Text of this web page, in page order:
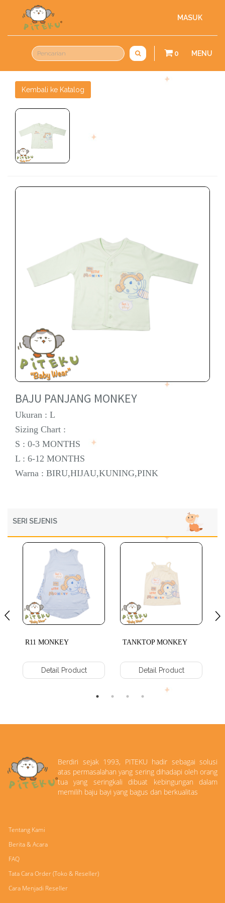
MASUK
MENU
0
Kembali ke Katalog
BAJU PANJANG MONKEY
Ukuran : L
Sizing Chart :
S : 0-3 MONTHS
L : 6-12 MONTHS
Warna : BIRU,HIJAU,KUNING,PINK
SERI SEJENIS
R11 MONKEY
Detail Product
TANKTOP MONKEY
Detail Product
Berdiri sejak 1993, PITEKU hadir sebagai solusi
atas permasalahan yang sering dihadapi oleh orang
tua yang seringkali dibuat kebingungan dalam
memilih baju bayi yang bagus dan berkualitas
Tentang Kami
Berita & Acara
FAQ
Tata Cara Order (Toko & Reseller)
Cara Menjadi Reseller